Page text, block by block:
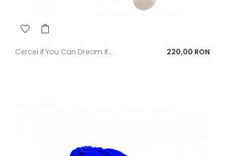
Cercei if You Can Dream It... Pret
220,00 RON